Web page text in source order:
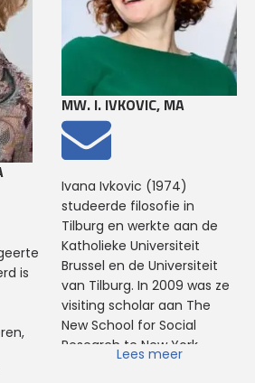
hij
de
Internationale School voor
Wijsbegeerte, het Erasmus
Centrum voor Zorgbestuur
en Comenius. In november
2024 verscheen haar boek
'Goedbedoeld moeilijk
maken' bij uitgeverij Boom,
over het
ze zelf ontwikkelde. Het
boek was binnen enkele
weken toe aan een tweede
druk en is genomineerd
voor Managementboek
van het Jaar 2025.
Bij de HTF geeft zeDenken
en Vaardigheden
is
MW. I. IVKOVIC, MA
Ivana Ivkovic (1974)
studeerde filosofie in
Tilburg en werkte aan de
Katholieke Universiteit
Brussel en de Universiteit
van Tilburg. In 2009 was ze
visiting scholar aan The
New School for Social
Research te New York.
Lees meer